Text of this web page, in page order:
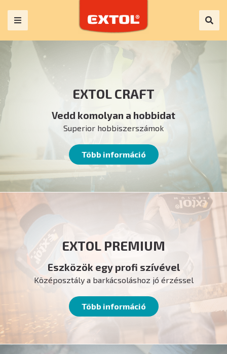
EXTOL CRAFT
Vedd komolyan a hobbidat
Superior hobbiszerszámok
Több információ
EXTOL PREMIUM
Eszközök egy profi szívével
Középosztály a barkácsoláshoz jó érzéssel
Több információ